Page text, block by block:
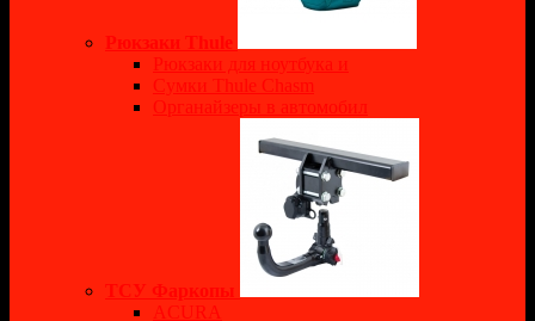
Рюкзаки Thule
Рюкзаки для ноутбука и
Сумки Thule Chasm
Органайзеры в автомобил
ТСУ Фаркопы
ACURA